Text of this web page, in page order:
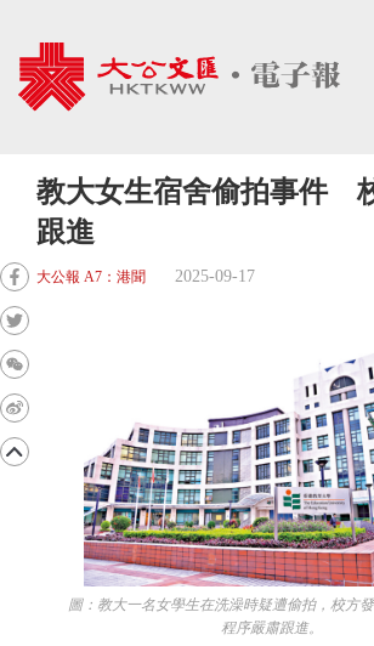
教大女生宿舍偷拍事件
跟進
大公報 A7：港聞 2025-09-17
圖：教大一名女學生在洗澡時疑遭偷拍，校方發
程序嚴肅跟進。